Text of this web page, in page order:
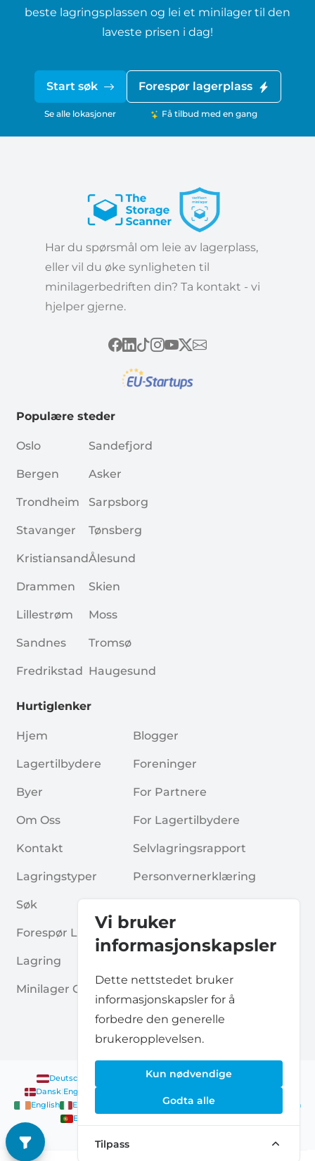
beste lagringsplassen og lei et minilager til den
laveste prisen i dag!
Start søk
Se alle lokasjoner
Forespør lagerplass
Få tilbud med en gang
Vi bruker
informasjonskapsler
Dette nettstedet bruker
informasjonskapsler for å
forbedre den generelle
brukeropplevelsen.
Kun nødvendige
Godta alle
Tilpass
Har du spørsmål om leie av lagerplass,
eller vil du øke synligheten til
minilagerbedriften din? Ta kontakt - vi
hjelper gjerne.
Populære steder
Oslo
Bergen
Trondheim
Stavanger
Kristiansand
Drammen
Lillestrøm
Sandnes
Fredrikstad
Sandefjord
Asker
Sarpsborg
Tønsberg
Ålesund
Skien
Moss
Tromsø
Haugesund
Hurtiglenker
Hjem
Lagertilbydere
Byer
Om Oss
Kontakt
Lagringstyper
Søk
Forespør Lagerplass
Lagring
Minilager Guider
Blogger
Foreninger
For Partnere
For Lagertilbydere
Selvlagringsrapport
Personvernerklæring
Vilkår Og Betingelser
Deutsch Nederlands | Français |English
Dansk English
English
English
English |English Norsk
English
English